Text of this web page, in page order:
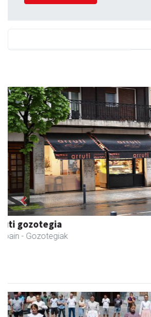
IZT Informatika Zerbitzu Integrala
Andoain - IKT
Previous